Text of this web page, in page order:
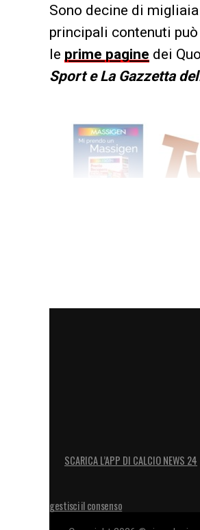
Sono decine di
principali contenuti
le prime pagine dei
Sport e La Gazzetta
SCARICA L’APP DI CALCIO NEWS 24
gestisci il consenso